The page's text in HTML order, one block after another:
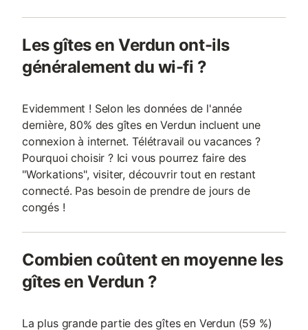
Les gîtes en Verdun ont-ils
généralement du wi-fi ?
Evidemment ! Selon les données de l'année
dernière, 80% des gîtes en Verdun incluent une
connexion à internet. Télétravail ou vacances ?
Pourquoi choisir ? Ici vous pourrez faire des
"Workations", visiter, découvrir tout en restant
connecté. Pas besoin de prendre de jours de
congés !
Combien coûtent en moyenne les
gîtes en Verdun ?
La plus grande partie des gîtes en Verdun (59 %)